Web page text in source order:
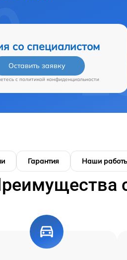
со специалистом
Оставить заявку
c политикой конфиденциальности
Гарантия Наши